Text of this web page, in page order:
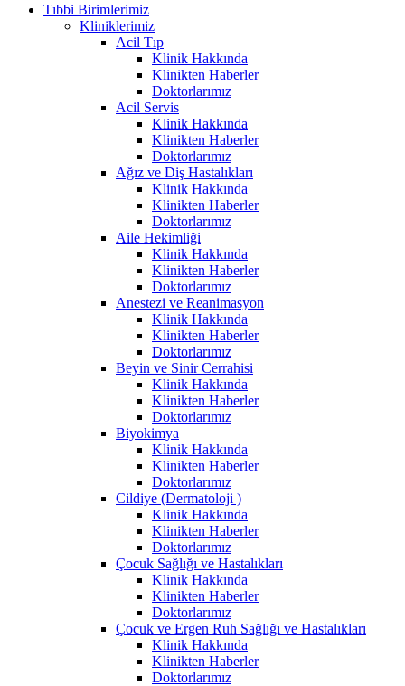
Tıbbi Birimlerimiz
Kliniklerimiz
Acil Tıp
Klinik Hakkında
Klinikten Haberler
Doktorlarımız
Acil Servis
Klinik Hakkında
Klinikten Haberler
Doktorlarımız
Ağız ve Diş Hastalıkları
Klinik Hakkında
Klinikten Haberler
Doktorlarımız
Aile Hekimliği
Klinik Hakkında
Klinikten Haberler
Doktorlarımız
Anestezi ve Reanimasyon
Klinik Hakkında
Klinikten Haberler
Doktorlarımız
Beyin ve Sinir Cerrahisi
Klinik Hakkında
Klinikten Haberler
Doktorlarımız
Biyokimya
Klinik Hakkında
Klinikten Haberler
Doktorlarımız
Cildiye (Dermatoloji )
Klinik Hakkında
Klinikten Haberler
Doktorlarımız
Çocuk Sağlığı ve Hastalıkları
Klinik Hakkında
Klinikten Haberler
Doktorlarımız
Çocuk ve Ergen Ruh Sağlığı ve Hastalıkları
Klinik Hakkında
Klinikten Haberler
Doktorlarımız